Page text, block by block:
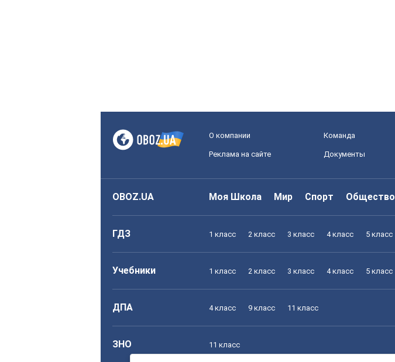
О компании Команда
Реклама на сайте Документы
OBOZ.UA Моя Школа Мир Спорт Общество
ГДЗ 1 класс 2 класс 3 класс 4 класс 5 класс
Учебники 1 класс 2 класс 3 класс 4 класс 5 класс
ДПА 4 класс 9 класс 11 класс
ЗНО 11 класс